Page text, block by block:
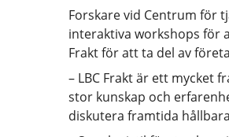
Forskare vid Centrum för
interaktiva workshops för
Frakt för att ta del av
– LBC Frakt är ett mycket
stor kunskap och
diskutera framtida